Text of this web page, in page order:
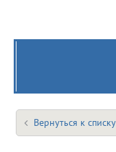
Вернуться к